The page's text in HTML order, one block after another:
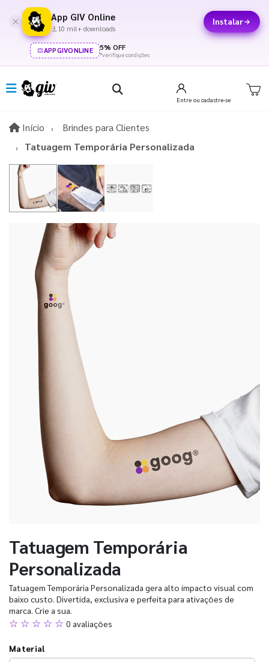
App GIV Online
10 mil+ downloads
Instalar
APPGIVONLINE 5% OFF
*verifique condições
Entre ou cadastre-se
Início InícioBrindes para Clientes
Tatuagem Temporária Personalizada
Tatuagem Temporária
Personalizada
Tatuagem Temporária Personalizada gera alto impacto visual com
baixo custo. Divertida, exclusiva e perfeita para ativações de
marca. Crie a sua.
☆ ☆ ☆ ☆ ☆ 0 avaliações
Material